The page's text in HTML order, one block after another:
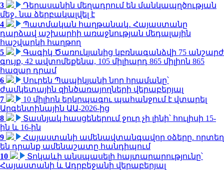
3
Դերասանին մեղադրում են մանկապղծության
մեջ․ նա ձերբակալվել է
4
Պատմական հաղթանակ․ Հայաստանը
դարձավ աշխարհի առաջնության մեդալային
հաշվարկի հաղթող
5
Գագիկ Ծառուկյանից կբռնագանձվի 75 անշարժ
գույք, 42 ավտոմեքենա, 105 միլիարդ 865 միլիոն 865
հազար դրամ
6
Սուրեն Պապիկյանի նոր հրամանը՝
ժամկետային զինծառայողների վերաբերյալ
7
10 միլիոն երկրպագու պահանջում է վտարել
Արգենտինային ԱԱ-2026-ից
8
Տասնյակ հասցեներում ջուր չի լինի՝ հուլիսի 15-
ին և 16-ին
9
Հայաստանի ամենավտանգավոր օձերը. որտեղ
են դրանք ամենաշատը հանդիպում
10
Տոկաևի անսպասելի հայտարարությունը՝
Հայաստանի և Ադրբեջանի վերաբերյալ